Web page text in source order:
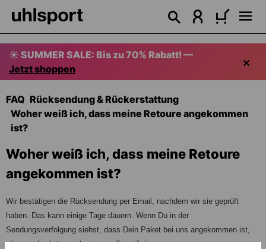
springen
☀️ SUMMER SALE: Bis zu 70% Rabatt! —
Jetzt shoppen
FAQ Rücksendung & Rückerstattung
Woher weiß ich, dass meine Retoure angekommen
ist?
Woher weiß ich, dass meine Retoure
angekommen ist?
Wir bestätigen die Rücksendung per Email, nachdem wir sie geprüft
haben. Das kann einige Tage dauern. Wenn Du in der
Sendungsverfolgung siehst, dass Dein Paket bei uns angekommen ist,
gib uns also bitte noch ein paar Tage Zeit.